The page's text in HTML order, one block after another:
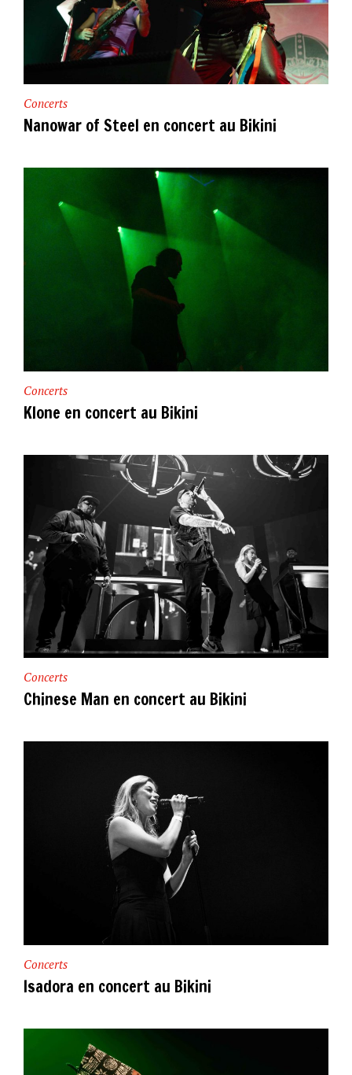
Concerts
Nanowar of Steel en concert au Bikini
Concerts
Klone en concert au Bikini
Concerts
Chinese Man en concert au Bikini
Concerts
Isadora en concert au Bikini